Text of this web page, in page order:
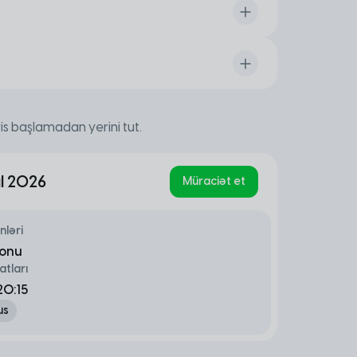
və editorlar, imtiyazlar, şəbəkə
sistem proseslərinin avtomatlaşdırılması
edilir.
Threat Intelligence, Log təhlili, Email
başlamadan yerini tut.
2026 Müraciət et